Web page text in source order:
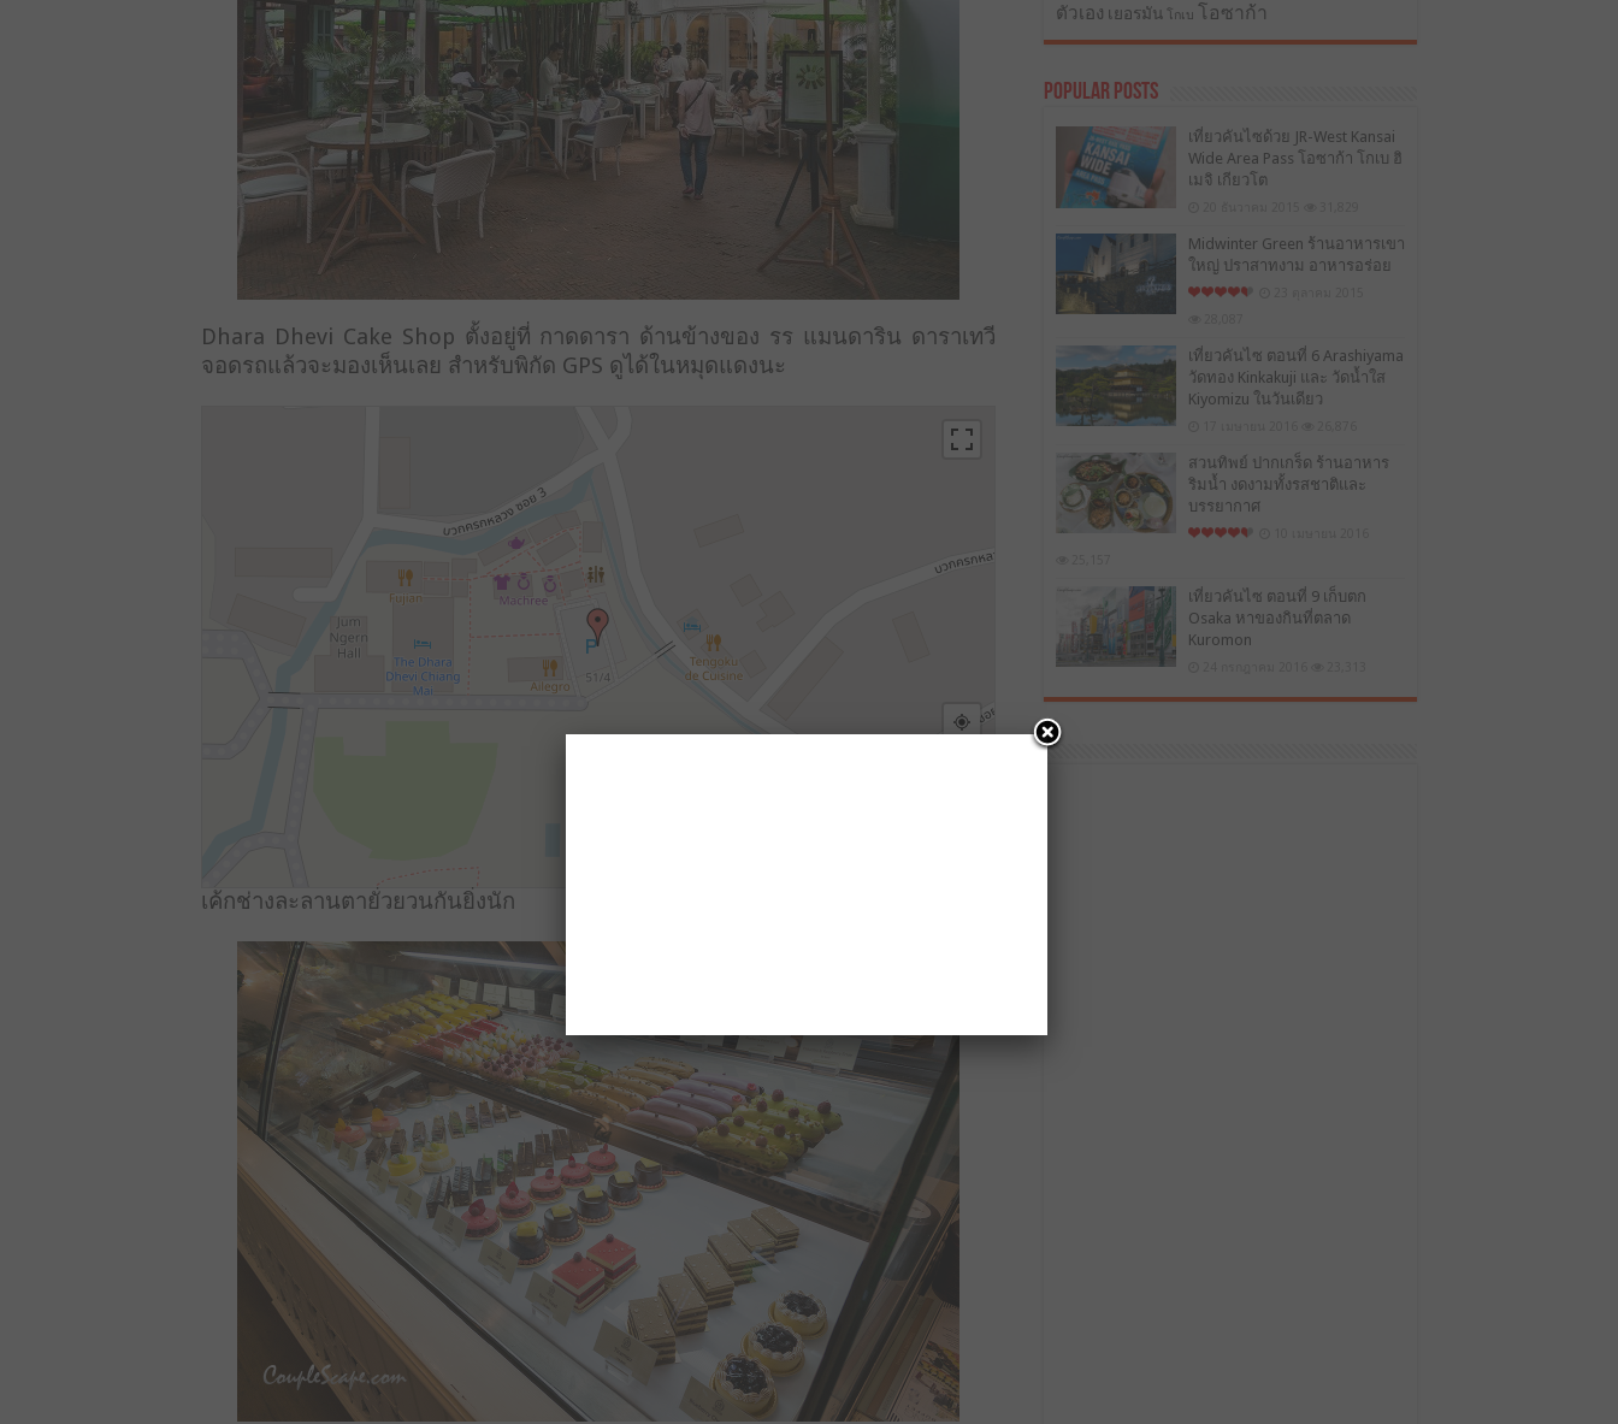
Dhara Dhevi Cake Shop ตั้งอยู่ที่ กาดดารา ด้านข้างของ รร แมนดาริน ดาราเทวี
จอดรถแล้วจะมองเห็นเลย สำหรับพิกัด GPS ดูได้ในหมุดแดงนะ
เค้กช่างละลานตายั่วยวนกันยิ่งนัก
ตัวเอง เยอรมัน โกเบ โอซาก้า
Popular Posts
เที่ยวคันไซด้วย JR-West Kansai
Wide Area Pass โอซาก้า โกเบ ฮิ
เมจิ เกียวโต
Midwinter Green ร้านอาหารเขา
ใหญ่ ปราสาทงาม อาหารอร่อย
เที่ยวคันไซ ตอนที่ 6 Arashiyama
วัดทอง Kinkakuji และ วัดน้ำใส
Kiyomizu ในวันเดียว
สวนทิพย์ ปากเกร็ด ร้านอาหาร
ริมน้ำ งดงามทั้งรสชาติและ
บรรยากาศ
เที่ยวคันไซ ตอนที่ 9 เก็บตก
Osaka หาของกินที่ตลาด
Kuromon